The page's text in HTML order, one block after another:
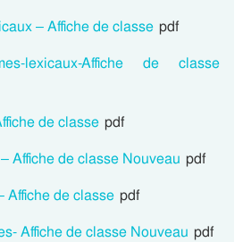
– Affiche de classe pdf
lexicaux-Affiche de classe
de classe pdf
Affiche de classe Nouveau pdf
Affiche de classe pdf
Affiche de classe Nouveau pdf